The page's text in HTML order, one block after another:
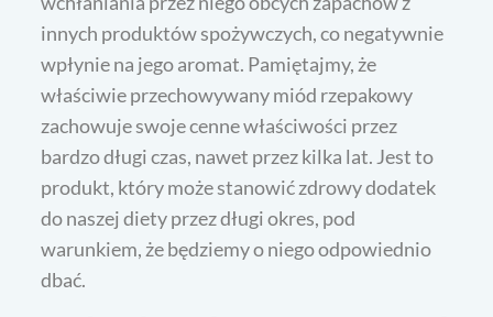
innych produktów spożywczych, co negatywnie
wpłynie na jego aromat. Pamiętajmy, że
właściwie przechowywany miód rzepakowy
zachowuje swoje cenne właściwości przez
bardzo długi czas, nawet przez kilka lat. Jest to
produkt, który może stanowić zdrowy dodatek
do naszej diety przez długi okres, pod
warunkiem, że będziemy o niego odpowiednio
dbać.